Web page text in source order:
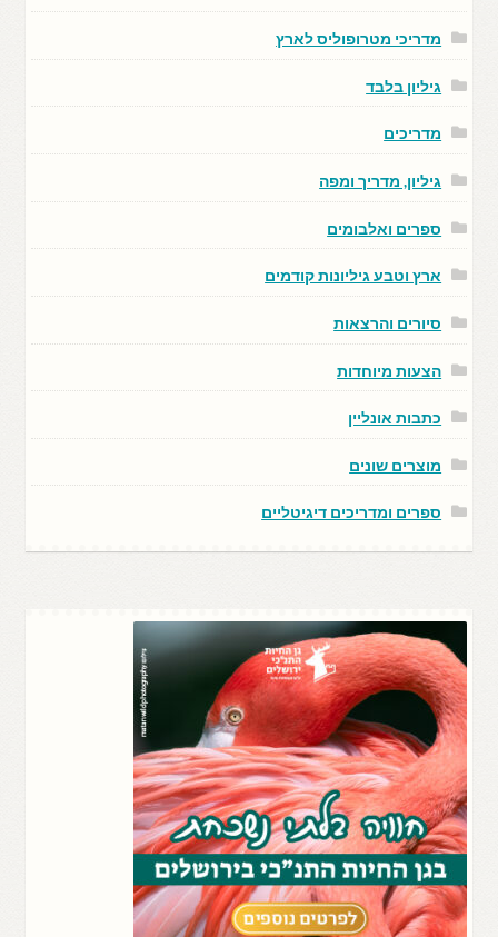
מדריכי מטרופוליס לארץ
גיליון בלבד
מדריכים
גיליון, מדריך ומפה
ספרים ואלבומים
ארץ וטבע גיליונות קודמים
סיורים והרצאות
הצעות מיוחדות
כתבות אונליין
מוצרים שונים
ספרים ומדריכים דיגיטליים